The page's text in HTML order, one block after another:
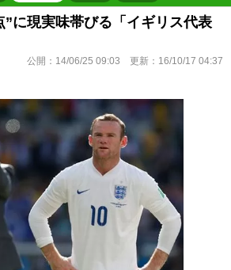
”に現実味帯びる「イギリス代表
公開： 14/06/25 09:03 更新： 16/10/17 04:37